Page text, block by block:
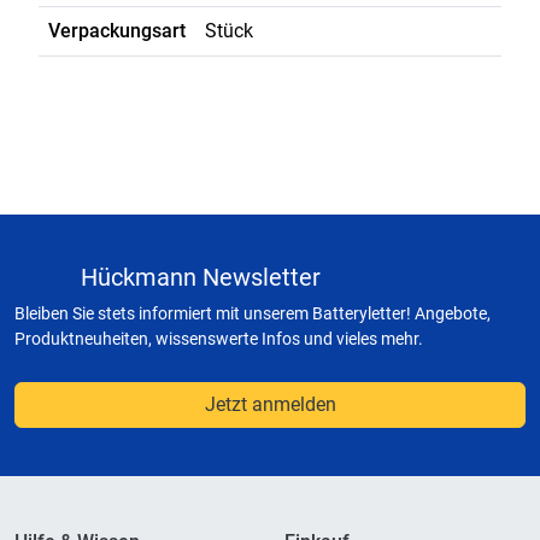
Verpackungsart Stück
Hückmann Newsletter
Bleiben Sie stets informiert mit unserem Batteryletter! Angebote,
Produktneuheiten, wissenswerte Infos und vieles mehr.
Jetzt anmelden